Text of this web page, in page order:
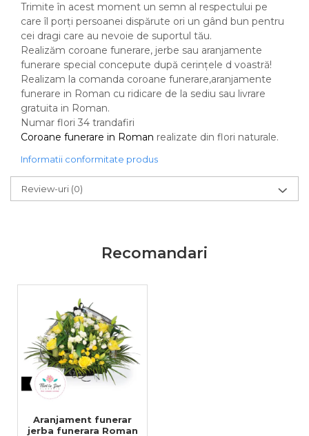
Trimite în acest moment un semn al respectului pe
care îl porți persoanei dispărute ori un gând bun pentru
cei dragi care au nevoie de suportul tău.
Realizăm coroane funerare, jerbe sau aranjamente
funerare special concepute după cerințele d voastră!
Realizam la comanda coroane funerare,aranjamente
funerare in Roman cu ridicare de la sediu sau livrare
gratuita in Roman.
Numar flori 34 trandafiri
Coroane funerare in Roman realizate din flori naturale.
Informatii conformitate produs
Review-uri (0)
Recomandari
Aranjament funerar
jerba funerara Roman